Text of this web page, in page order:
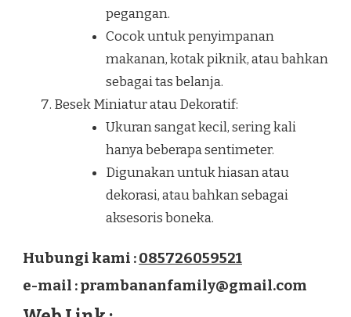
pegangan.
Cocok untuk penyimpanan
makanan, kotak piknik, atau bahkan
sebagai tas belanja.
Besek Miniatur atau Dekoratif:
Ukuran sangat kecil, sering kali
hanya beberapa sentimeter.
Digunakan untuk hiasan atau
dekorasi, atau bahkan sebagai
aksesoris boneka.
Hubungi kami :085726059521
e-mail : prambananfamily@gmail.com